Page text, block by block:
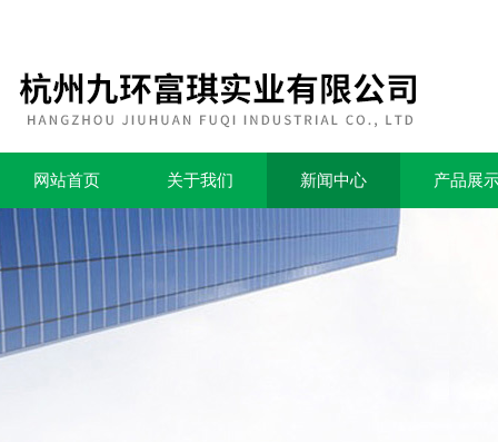
网站首页 关于我们 新闻中心 产品展